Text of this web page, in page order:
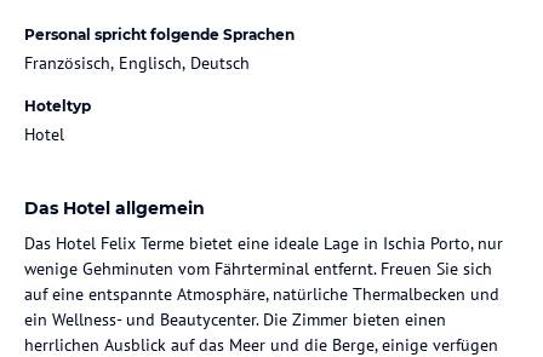
Personal spricht folgende Sprachen
Französisch, Englisch, Deutsch
Hoteltyp
Hotel
Das Hotel allgemein
Das Hotel Felix Terme bietet eine ideale Lage in Ischia Porto, nur
wenige Gehminuten vom Fährterminal entfernt. Freuen Sie sich
auf eine entspannte Atmosphäre, natürliche Thermalbecken und
ein Wellness- und Beautycenter. Die Zimmer bieten einen
herrlichen Ausblick auf das Meer und die Berge, einige verfügen